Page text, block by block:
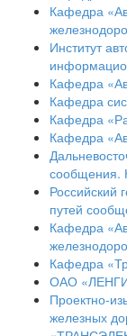
Кафедра
Институт
Кафедра
Кафедра
Кафедра
Кафедра
сообщения.
Российский
путей
Кафедра
Кафедра
ОАО
Проектно-
железных